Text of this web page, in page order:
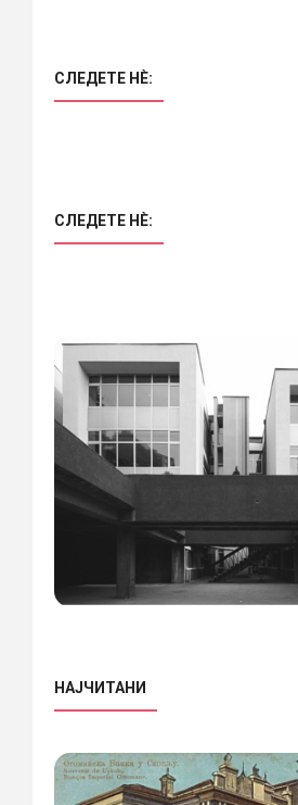
СЛЕДЕТЕ НÈ:
СЛЕДЕТЕ НÈ:
НАЈЧИТАНИ